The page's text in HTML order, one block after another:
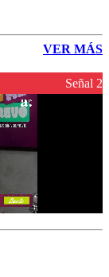
VER MÁS
Señal 2